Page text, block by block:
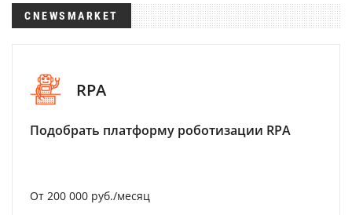
CNEWSMARKET
RPA
Подобрать платформу роботизации RPA
От 200 000 руб./месяц